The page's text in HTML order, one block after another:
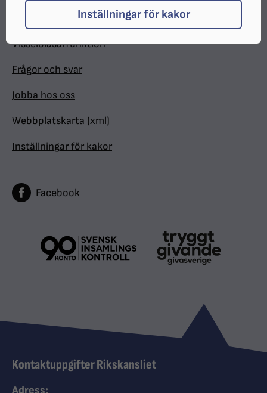
Inställningar för kakor
Tillgänglighetsredogörelse
Visselblåsarfunktion
Frågor och svar
Jobba hos oss
Webbplatskarta (xml)
Inställningar för kakor
Facebook
Kontaktuppgifter Rikskansliet
Adress: